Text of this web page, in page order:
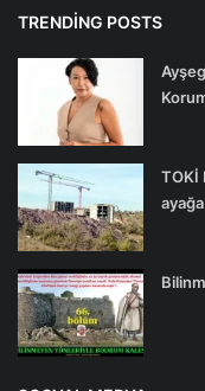
TRENDING POSTS
TOKİ